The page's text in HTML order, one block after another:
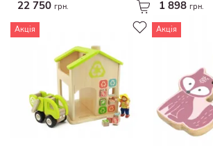
22 750 грн.
ТУКИ
1 898 грн.
Акція Акція